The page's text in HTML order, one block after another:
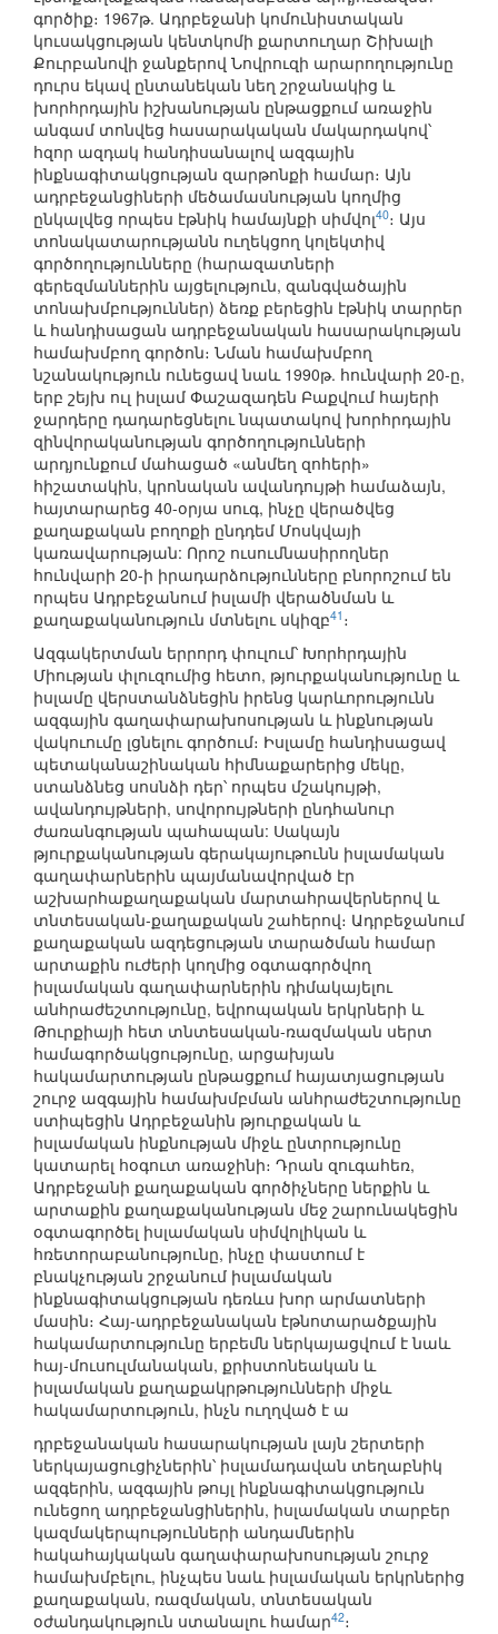
գործիք։ 1967թ. Ադրբեջանի կոմունիստական
կուսակցության կենտկոմի քարտուղար Շիխալի
Քուրբանովի ջանքերով Նովրուզի արարողությունը
դուրս եկավ ընտանեկան նեղ շրջանակից և
խորհրդային իշխանության ընթացքում առաջին
անգամ տոնվեց հասարակական մակարդակով՝
հզոր ազդակ հանդիսանալով ազգային
ինքնագիտակցության զարթոնքի համար։ Այն
ադրբեջանցիների մեծամասնության կողմից
ընկալվեց որպես էթնիկ համայնքի սիմվոլ40։ Այս
տոնակատարությանն ուղեկցող կոլեկտիվ
գործողությունները (հարազատների
գերեզմաններին այցելություն, զանգվածային
տոնախմբություններ) ձեռք բերեցին էթնիկ տարրեր
և հանդիսացան ադրբեջանական հասարակության
համախմբող գործոն։ Նման համախմբող
նշանակություն ունեցավ նաև 1990թ. հունվարի 20-ը,
երբ շեյխ ուլ իսլամ Փաշազադեն Բաքվում հայերի
ջարդերը դադարեցնելու նպատակով խորհրդային
զինվորականության գործողությունների
արդյունքում մահացած «անմեղ զոհերի»
հիշատակին, կրոնական ավանդույթի համաձայն,
հայտարարեց 40-օրյա սուգ, ինչը վերածվեց
քաղաքական բողոքի ընդդեմ Մոսկվայի
կառավարության: Որոշ ուսումնասիրողներ
հունվարի 20-ի իրադարձությունները բնորոշում են
որպես Ադրբեջանում իսլամի վերածնման և
քաղաքականություն մտնելու սկիզբ41 ։
Ազգակերտման երրորդ փուլում՝ Խորհրդային
Միության փլուզումից հետո, թյուրքականությունը և
իսլամը վերստանձնեցին իրենց կարևորությունն
ազգային գաղափարախոսության և ինքնության
վակուումը լցնելու գործում։ Իսլամը հանդիսացավ
պետականաշինական հիմնաքարերից մեկը,
ստանձնեց սոսնձի դեր՝ որպես մշակույթի,
ավանդույթների, սովորույթների ընդհանուր
ժառանգության պահապան: Սակայն
թյուրքականության գերակայութունն իսլամական
գաղափարներին պայմանավորված էր
աշխարհաքաղաքական մարտահրավերներով և
տնտեսական-քաղաքական շահերով։ Ադրբեջանում
քաղաքական ազդեցության տարածման համար
արտաքին ուժերի կողմից օգտագործվող
իսլամական գաղափարներին դիմակայելու
անհրաժեշտությունը, եվրոպական երկրների և
Թուրքիայի հետ տնտեսական-ռազմական սերտ
համագործակցությունը, արցախյան
հակամարտության ընթացքում հայատյացության
շուրջ ազգային համախմբման անհրաժեշտությունը
ստիպեցին Ադրբեջանին թյուրքական և
իսլամական ինքնության միջև ընտրությունը
կատարել հօգուտ առաջինի։ Դրան զուգահեռ,
Ադրբեջանի քաղաքական գործիչները ներքին և
արտաքին քաղաքականության մեջ շարունակեցին
օգտագործել իսլամական սիմվոլիկան և
հռետորաբանությունը, ինչը փաստում է
բնակչության շրջանում իսլամական
ինքնագիտակցության դեռևս խոր արմատների
մասին։ Հայ-ադրբեջանական էթնոտարածքային
հակամարտությունը երբեմն ներկայացվում է նաև
հայ-մուսուլմանական, քրիստոնեական և
իսլամական քաղաքակրթությունների միջև
հակամարտություն, ինչն ուղղված է ա
դրբեջանական հասարակության լայն շերտերի
ներկայացուցիչներին՝ իսլամադավան տեղաբնիկ
ազգերին, ազգային թույլ ինքնագիտակցություն
ունեցող ադրբեջանցիներին, իսլամական տարբեր
կազմակերպությունների անդամներին
հակահայկական գաղափարախոսության շուրջ
համախմբելու, ինչպես նաև իսլամական երկրներից
քաղաքական, ռազմական, տնտեսական
օժանդակություն ստանալու համար42։